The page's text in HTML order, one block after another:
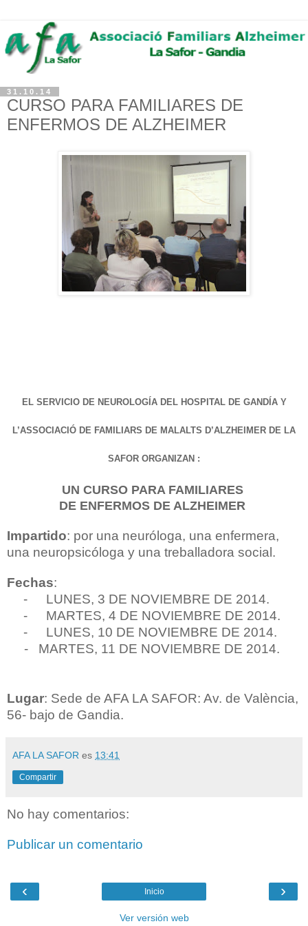
31.10.14
CURSO PARA FAMILIARES DE
ENFERMOS DE ALZHEIMER
EL SERVICIO DE NEUROLOGÍA DEL HOSPITAL DE GANDÍA Y
L’ASSOCIACIÓ DE FAMILIARS DE MALALTS D’ALZHEIMER DE LA
SAFOR ORGANIZAN :
UN CURSO PARA FAMILIARES
DE ENFERMOS DE ALZHEIMER
Impartido: por una neuróloga, una enfermera,
una neuropsicóloga y una treballadora social.
Fechas:
-
LUNES, 3 DE NOVIEMBRE DE 2014.
-
MARTES, 4 DE NOVIEMBRE DE 2014.
-
LUNES, 10 DE NOVIEMBRE DE 2014.
- MARTES, 11 DE NOVIEMBRE DE 2014.
Lugar: Sede de AFA LA SAFOR: Av. de València,
56- bajo de Gandia.
AFA LA SAFOR es 13:41
Compartir
No hay comentarios:
Publicar un comentario
‹ ›
Inicio
Ver versión web